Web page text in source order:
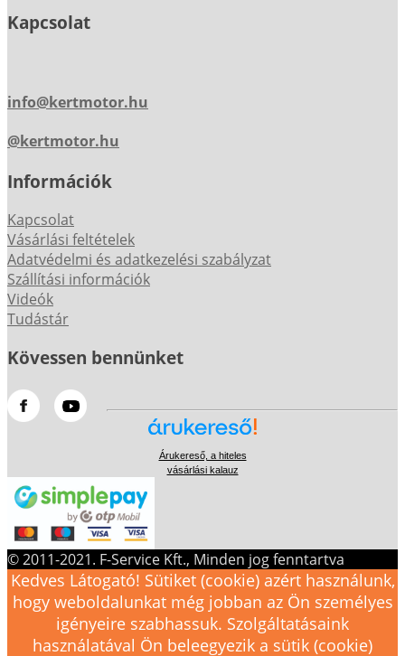
Kapcsolat
info@kertmotor.hu
@kertmotor.hu
Információk
Kapcsolat
Vásárlási feltételek
Adatvédelmi és adatkezelési szabályzat
Szállítási információk
Videók
Tudástár
Kövessen bennünket
Árukereső, a hiteles
vásárlási kalauz
© 2011-2021. F-Service Kft., Minden jog fenntartva
Kedves Látogató! Sütiket (cookie) azért használunk,
hogy weboldalunkat még jobban az Ön személyes
igényeire szabhassuk. Szolgáltatásaink
használatával Ön beleegyezik a sütik (cookie)